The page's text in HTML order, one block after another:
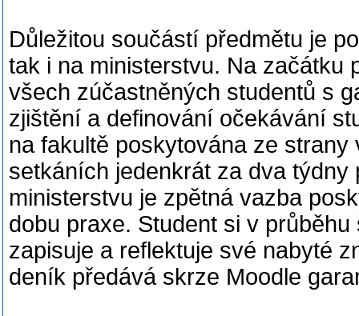
Důležitou součástí předmětu je
tak i na ministerstvu. Na začátku
všech zúčastněných studentů s
zjištění a definování očekávání
na fakultě poskytována ze
setkáních jedenkrát za dva
ministerstvu je zpětná vazba
dobu praxe. Student si v
zapisuje a reflektuje své nabyté
deník předává skrze Moodle